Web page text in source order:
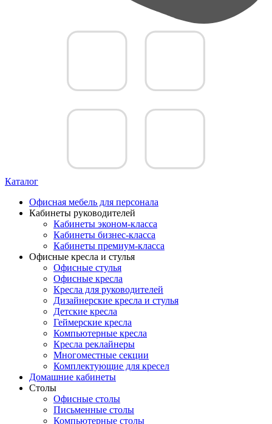
Каталог
Офисная мебель для персонала
Кабинеты руководителей
Кабинеты эконом-класса
Кабинеты бизнес-класса
Кабинеты премиум-класса
Офисные кресла и стулья
Офисные стулья
Офисные кресла
Кресла для руководителей
Дизайнерские кресла и стулья
Детские кресла
Геймерские кресла
Компьютерные кресла
Кресла реклайнеры
Многоместные секции
Комплектующие для кресел
Домашние кабинеты
Столы
Офисные столы
Письменные столы
Компьютерные столы